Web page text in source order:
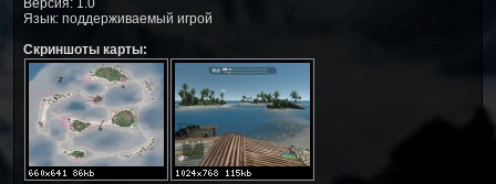
Язык: поддерживаемый игрой
Скриншоты карты: